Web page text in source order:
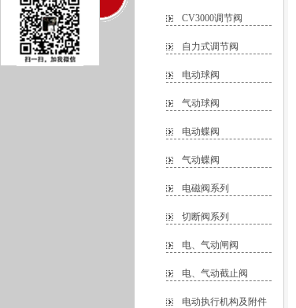
CV3000调节阀
自力式调节阀
电动球阀
气动球阀
电动蝶阀
气动蝶阀
电磁阀系列
切断阀系列
电、气动闸阀
电、气动截止阀
电动执行机构及附件